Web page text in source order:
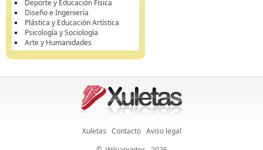
Deporte y Educación Física
Diseño e Ingeniería
Plástica y Educación Artística
Psicología y Sociología
Arte y Humanidades
Xuletas Contacto Aviso legal